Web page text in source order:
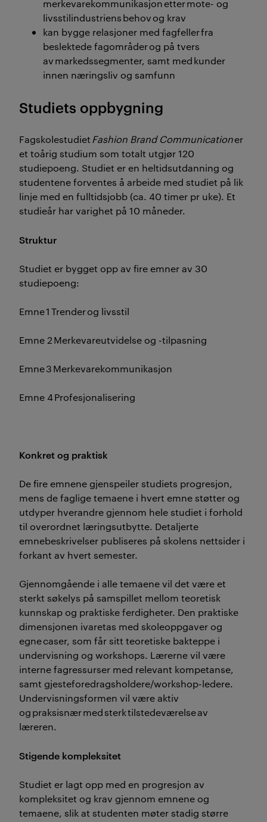
merkevarekommunikasjon etter mote- og
livsstilindustriens behov og krav
kan bygge relasjoner med fagfeller fra
beslektede fagområder og på tvers
av markedssegmenter, samt med kunder
innen næringsliv og samfunn
Studiets oppbygning
Fagskolestudiet Fashion Brand Communicationer
et toårig studium som totalt utgjør 120
studiepoeng. Studiet er en heltidsutdanning og
studentene forventes å arbeide med studiet på lik
linje med en fulltidsjobb (ca. 40 timer pr uke). Et
studieår har varighet på 10 måneder.
Struktur
Studiet er bygget opp av fire emner av 30
studiepoeng:
Emne 1 Trender og livsstil
Emne 2 Merkevareutvidelse og -tilpasning
Emne 3 Merkevarekommunikasjon
Emne 4 Profesjonalisering
Konkret og praktisk
De fire emnene gjenspeiler studiets progresjon,
mens de faglige temaene i hvert emne støtter og
utdyper hverandre gjennom hele studiet i forhold
til overordnet læringsutbytte. Detaljerte
emnebeskrivelser publiseres på skolens nettsider i
forkant av hvert semester.
Gjennomgående i alle temaene vil det være et
sterkt søkelys på samspillet mellom teoretisk
kunnskap og praktiske ferdigheter. Den praktiske
dimensjonen ivaretas med skoleoppgaver og
egne caser, som får sitt teoretiske bakteppe i
undervisning og workshops. Lærerne vil være
interne fagressurser med relevant kompetanse,
samt gjesteforedragsholdere/workshop-ledere.
Undervisningsformen vil være aktiv
og praksisnær med sterk tilstedeværelse av
læreren.
Stigende kompleksitet
Studiet er lagt opp med en progresjon av
kompleksitet og krav gjennom emnene og
temaene, slik at studenten møter stadig større